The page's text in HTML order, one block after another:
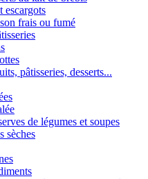
escargots
frais ou fumé
pâtisseries, desserts...
de légumes et soupes
sèches